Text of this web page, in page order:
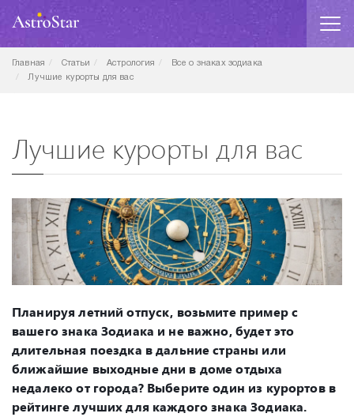
Главная Статьи Астрология
Все о знаках зодиака
Лучшие курорты для вас
Лучшие курорты для вас
Планируя летний отпуск, возьмите пример с
вашего знака Зодиака и не важно, будет это
длительная поездка в дальние страны или
ближайшие выходные дни в доме отдыха
недалеко от города? Выберите один из курортов в
рейтинге лучших для каждого знака Зодиака.